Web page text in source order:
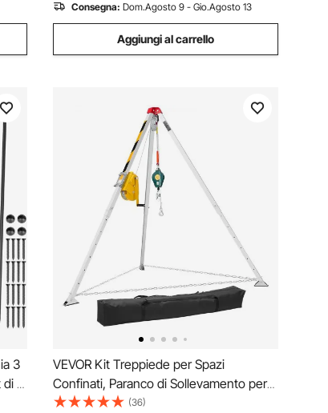
Consegna: Dom.Agosto 9 - Gio.Agosto 13
Aggiungi al carrello
3
di 4
VEVOR Kit Treppiede per Spazi
Confinati, Paranco di Sollevamento per
Treppiede di Salvataggio per Impieghi
(36)